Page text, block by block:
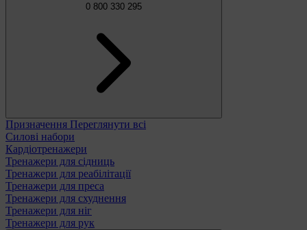
0 800 330 295
Призначення Переглянути всі
Силові набори
Кардіотренажери
Тренажери для сідниць
Тренажери для реабілітації
Тренажери для преса
Тренажери для схуднення
Тренажери для ніг
Тренажери для рук